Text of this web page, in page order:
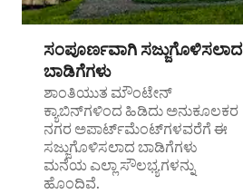
ಸಂಪೂರ್ಣವಾಗಿ ಸಜ್ಜುಗೊಳಿಸಲಾದ
ಬಾಡಿಗೆಗಳು
ಶಾಂತಿಯುತ ಮೌಂಟೇನ್
ಕ್ಯಾಬಿನ್‌ಗಳಿಂದ ಹಿಡಿದು ಅನುಕೂಲಕರ
ನಗರ ಅಪಾರ್ಟ್‌ಮೆಂಟ್‌ಗಳವರೆಗೆ ಈ
ಸಜ್ಜುಗೊಳಿಸಲಾದ ಬಾಡಿಗೆಗಳು
ಮನೆಯ ಎಲ್ಲಾ ಸೌಲಭ್ಯಗಳನ್ನು
ಹೊಂದಿವೆ.